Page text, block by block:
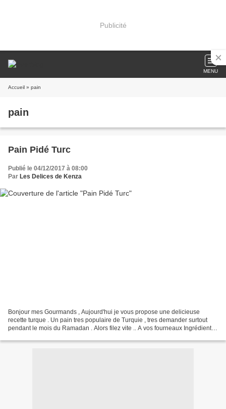
Publicité
MENU
Accueil » pain
pain
Pain Pidé Turc
Publié le 04/12/2017 à 08:00
Par Les Delices de Kenza
Bonjour mes Gourmands , Aujourd'hui je vous propose une delicieuse
recette turque . Un pain tres populaire de Turquie , tres demander surtout
pendant le mois du Ramadan . Alors filez vite .. A vos fourneaux Ingrédients: